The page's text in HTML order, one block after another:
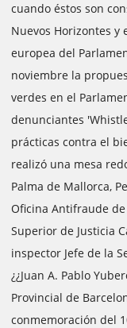
cuando éstos son
Nuevos Horizontes y
europea del
noviembre la
verdes en el
denunciantes
prácticas contra el
realizó una mesa
Palma de Mallorca,
Oficina Antifraude
Superior de Justicia
inspector Jefe de la
¿¿Juan A. Pablo
Provincial de
conmemoración del